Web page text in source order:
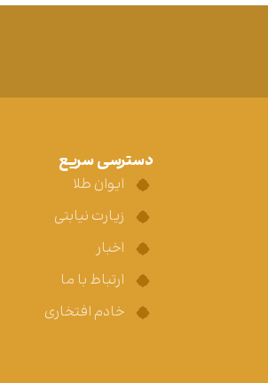
دسترسی سریع
ایوان طلا
زیارت نیابتی
اخبار
ارتباط با ما
خادم افتخاری